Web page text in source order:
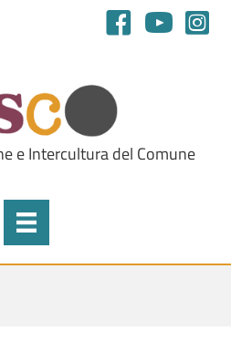
e Intercultura del Comune